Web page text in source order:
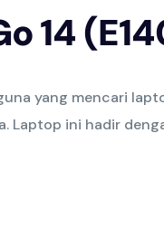
14
yang mencari
Laptop ini hadir